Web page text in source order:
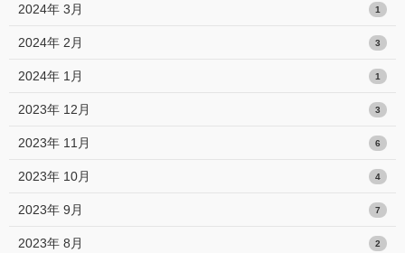
2024年 3月 1
2024年 2月 3
2024年 1月 1
2023年 12月 3
2023年 11月 6
2023年 10月 4
2023年 9月 7
2023年 8月 2